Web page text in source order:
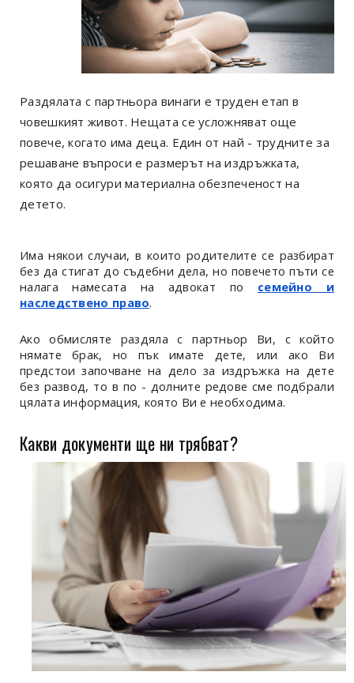
Раздялата с партньора винаги е труден етап в
човешкият живот. Нещата се усложняват още
повече, когато има деца. Един от най - трудните за
решаване въпроси е размерът на издръжката,
която да осигури материална обезпеченост на
детето.
Има някои случаи, в които родителите се разбират
без да стигат до съдебни дела, но повечето пъти се
налага намесата на адвокат по семейно и
наследствено право.
Ако обмисляте раздяла с партньор Ви, с който
нямате брак, но пък имате дете, или ако Ви
предстои започване на дело за издръжка на дете
без развод, то в по - долните редове сме подбрали
цялата информация, която Ви е необходима.
Какви документи ще ни трябват?